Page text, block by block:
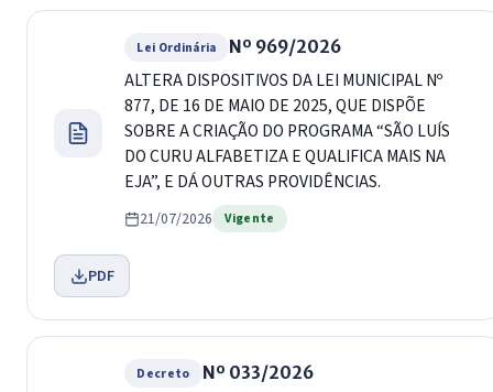
Lei Ordinária Nº 969/2026
ALTERA DISPOSITIVOS DA LEI MUNICIPAL Nº
877, DE 16 DE MAIO DE 2025, QUE DISPÕE
SOBRE A CRIAÇÃO DO PROGRAMA “SÃO LUÍS
DO CURU ALFABETIZA E QUALIFICA MAIS NA
EJA”, E DÁ OUTRAS PROVIDÊNCIAS.
21/07/2026 Vigente
PDF
Decreto Nº 033/2026